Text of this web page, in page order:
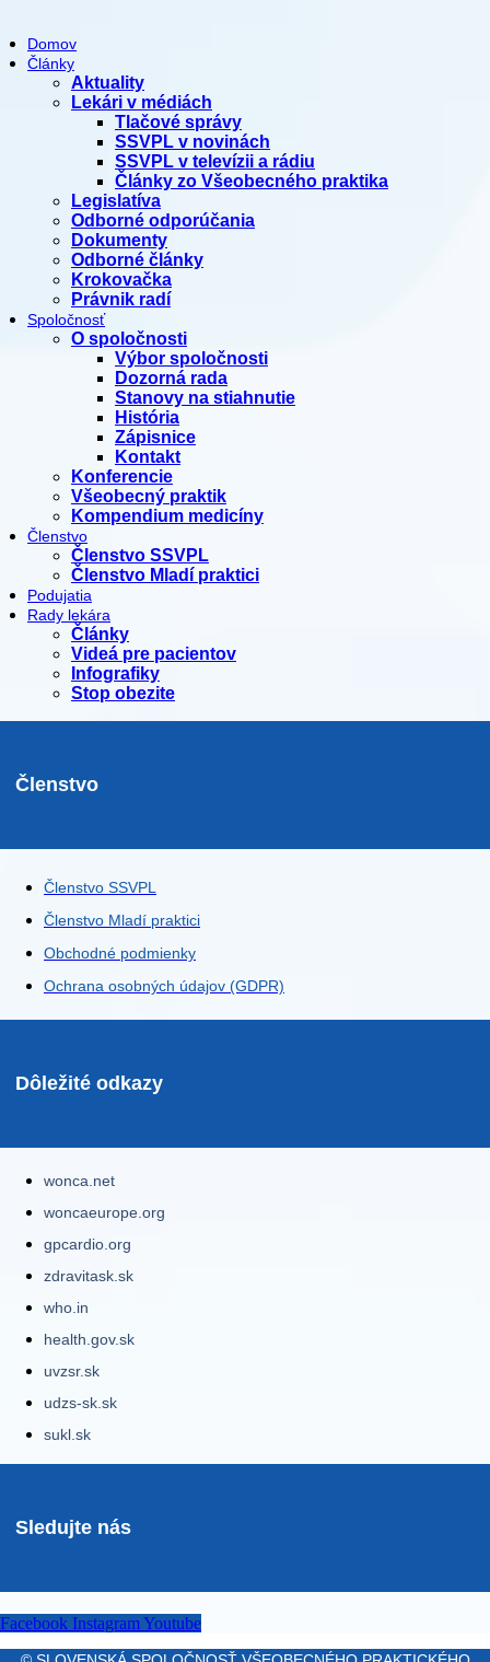
Domov
Články
Aktuality
Lekári v médiách
Tlačové správy
SSVPL v novinách
SSVPL v televízii a rádiu
Články zo Všeobecného praktika
Legislatíva
Odborné odporúčania
Dokumenty
Odborné články
Krokovačka
Právnik radí
Spoločnosť
O spoločnosti
Výbor spoločnosti
Dozorná rada
Stanovy na stiahnutie
História
Zápisnice
Kontakt
Konferencie
Všeobecný praktik
Kompendium medicíny
Členstvo
Členstvo SSVPL
Členstvo Mladí praktici
Podujatia
Rady lekára
Články
Videá pre pacientov
Infografiky
Stop obezite
Členstvo
Členstvo SSVPL
Členstvo Mladí praktici
Obchodné podmienky
Ochrana osobných údajov (GDPR)
Dôležité odkazy
wonca.net
woncaeurope.org
gpcardio.org
zdravitask.sk
who.in
health.gov.sk
uvzsr.sk
udzs-sk.sk
sukl.sk
Sledujte nás
Facebook Instagram Youtube